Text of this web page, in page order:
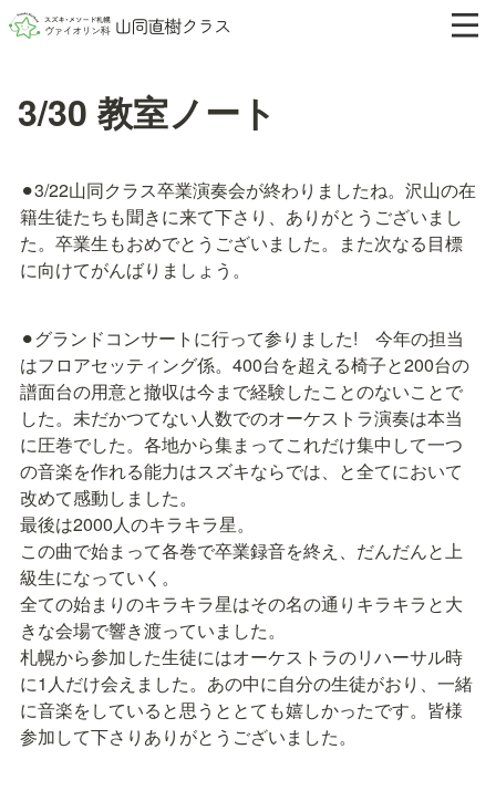
3/30 教室ノート
⚫︎3/22山同クラス卒業演奏会が終わりましたね。沢山の在
籍生徒たちも聞きに来て下さり、ありがとうございまし
た。卒業生もおめでとうございました。また次なる目標
に向けてがんばりましょう。
⚫︎グランドコンサートに行って参りました!　今年の担当
はフロアセッティング係。400台を超える椅子と200台の
譜面台の用意と撤収は今まで経験したことのないことで
した。未だかつてない人数でのオーケストラ演奏は本当
に圧巻でした。各地から集まってこれだけ集中して一つ
の音楽を作れる能力はスズキならでは、と全てにおいて
改めて感動しました。
最後は2000人のキラキラ星。
この曲で始まって各巻で卒業録音を終え、だんだんと上
級生になっていく。
全ての始まりのキラキラ星はその名の通りキラキラと大
きな会場で響き渡っていました。
札幌から参加した生徒にはオーケストラのリハーサル時
に1人だけ会えました。あの中に自分の生徒がおり、一緒
に音楽をしていると思うととても嬉しかったです。皆様
参加して下さりありがとうございました。